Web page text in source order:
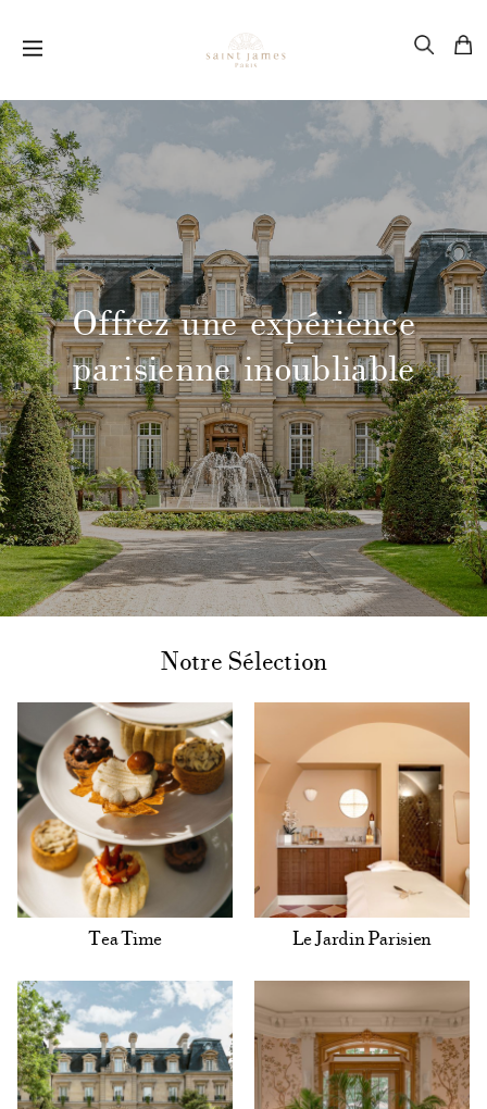
Offrez une expérience
parisienne inoubliable
Notre Sélection
Tea Time Le Jardin Parisien